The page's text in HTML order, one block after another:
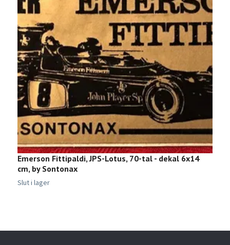
Emerson Fittipaldi, JPS-Lotus, 70-tal - dekal 6x14
cm, by Sontonax
Slut i lager